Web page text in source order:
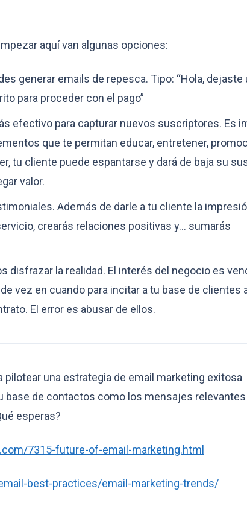
aquí van algunas opciones:
generar emails de repesca. Tipo: “Hola, dejaste
para proceder con el pago”
efectivo para capturar nuevos suscriptores. Es
que te permitan educar, entretener,
tu cliente puede espantarse y dará de baja su
valor.
Además de darle a tu cliente la
crearás relaciones positivas y… sumarás
disfrazar la realidad. El interés del negocio es
vez en cuando para incitar a tu base de clientes
El error es abusar de ellos.
pilotear una estrategia de email marketing exitosa
base de contactos como los mensajes
esperas?
7315-future-of-email-marketing.html
best-practices/email-marketing-trends/